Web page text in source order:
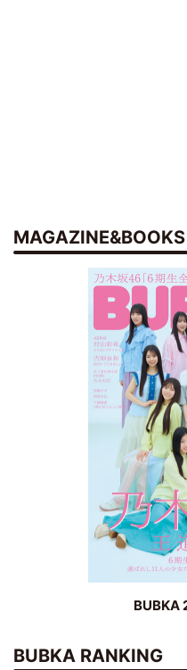
MAGAZINE&BOOKS
BUBKA
BUBKA RANKING